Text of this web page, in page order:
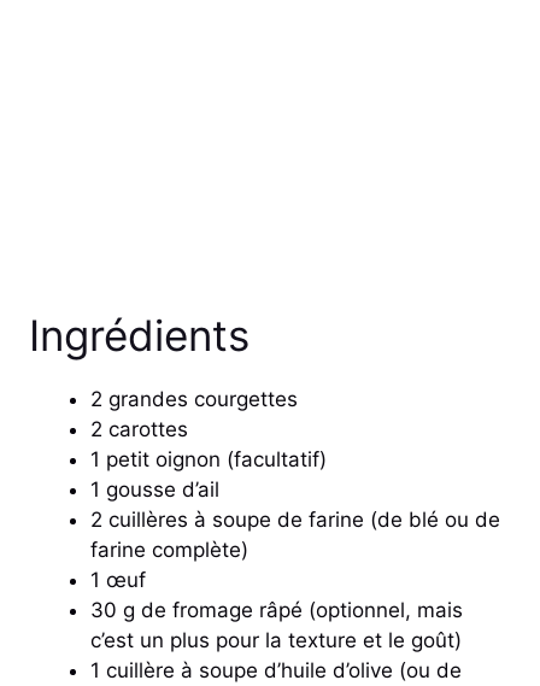
Ingrédients
2 grandes courgettes
2 carottes
1 petit oignon (facultatif)
1 gousse d’ail
2 cuillères à soupe de farine (de blé ou de
farine complète)
1 œuf
30 g de fromage râpé (optionnel, mais
c’est un plus pour la texture et le goût)
1 cuillère à soupe d’huile d’olive (ou de